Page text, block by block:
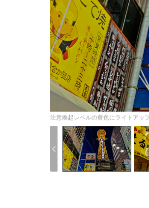
注意喚起レベルの黄色にライトアッ